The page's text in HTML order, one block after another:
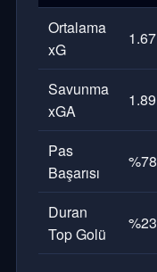
Ortalama
xG
1.67
Savunma
xGA
1.89
Pas
Başarısı
%78
Duran
Top Golü
%23